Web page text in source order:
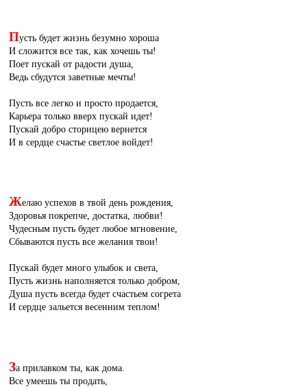
Пусть будет жизнь безумно хороша
И сложится все так, как хочешь ты!
Поет пускай от радости душа,
Ведь сбудутся заветные мечты!
Пусть все легко и просто продается,
Карьера только вверх пускай идет!
Пускай добро сторицею вернется
И в сердце счастье светлое войдет!
Желаю успехов в твой день рождения,
Здоровья покрепче, достатка, любви!
Чудесным пусть будет любое мгновение,
Сбываются пусть все желания твои!
Пускай будет много улыбок и света,
Пусть жизнь наполняется только добром,
Душа пусть всегда будет счастьем согрета
И сердце зальется весенним теплом!
За прилавком ты, как дома.
Все умеешь ты продать,